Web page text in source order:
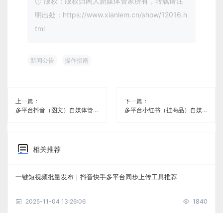
明出处：https://www.xianlem.cn/show/12016.h
tml
新闻公告 操作指南
上一篇：
多平台抖音（图文）自媒体管理工具《闲人新媒体管家》
下一篇：
多平台小红书（挂商品）自媒体管理工具《闲人新媒体管家》
相关推荐
一键短视频批量发布｜抖音快手多平台同步上传工具推荐
2025-11-04 13:26:06 1840